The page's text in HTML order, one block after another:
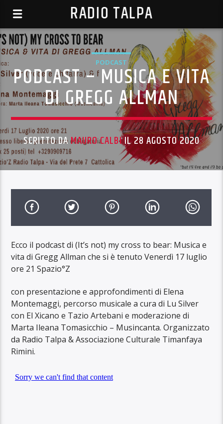
RADIO TALPA
PODCAST
PODCAST – MUSICA E VITA
DI GREGG ALLMAN
SCRITTO DAMAURO CALBIIL 28 AGOSTO 2020
Ecco il podcast di (It’s not) my cross to bear: Musica e
vita di Gregg Allman che si è tenuto Venerdì 17 luglio
ore 21 Spazio°Z
con presentazione e approfondimenti di Elena
Montemaggi, percorso musicale a cura di Lu Silver
con El Xicano e Tazio Artebani e moderazione di
Marta Ileana Tomasicchio – Musincanta. Organizzato
da Radio Talpa & Associazione Culturale Timanfaya
Rimini.